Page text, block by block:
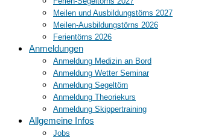
Meilen und Ausbildungstörns 2027
Meilen-Ausbildungstörns 2026
Ferientörns 2026
Anmeldungen
Anmeldung Medizin an Bord
Anmeldung Wetter Seminar
Anmeldung Segeltörn
Anmeldung Theoriekurs
Anmeldung Skippertraining
Allgemeine Infos
Jobs